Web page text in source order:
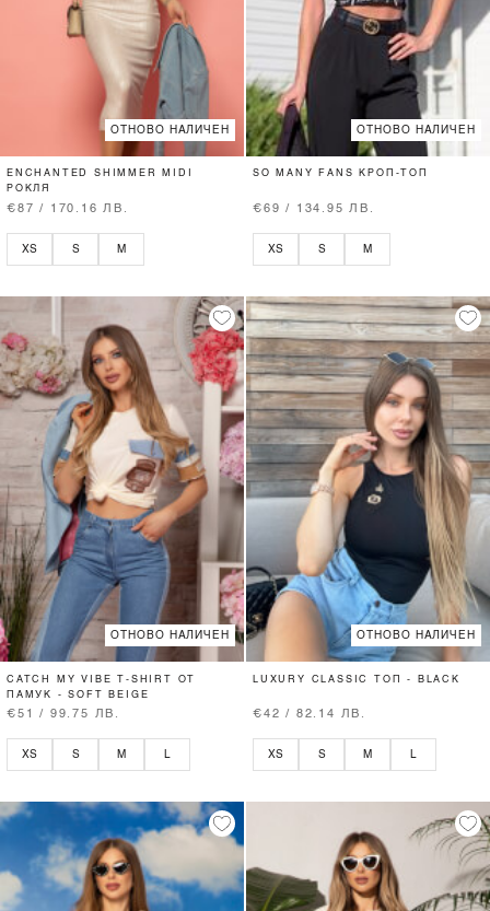
ОТНОВО НАЛИЧЕН
ENCHANTED SHIMMER MIDI
РОКЛЯ
€87 / 170.16 ЛВ.
XS S M
ОТНОВО НАЛИЧЕН
SO MANY FANS КРОП-ТОП
€69 / 134.95 ЛВ.
XS S M
ОТНОВО НАЛИЧЕН
CATCH MY VIBE T-SHIRT ОТ
ПАМУК - SOFT BEIGE
€51 / 99.75 ЛВ.
XS S M L
ОТНОВО НАЛИЧЕН
LUXURY CLASSIC ТОП - BLACK
€42 / 82.14 ЛВ.
XS S M L